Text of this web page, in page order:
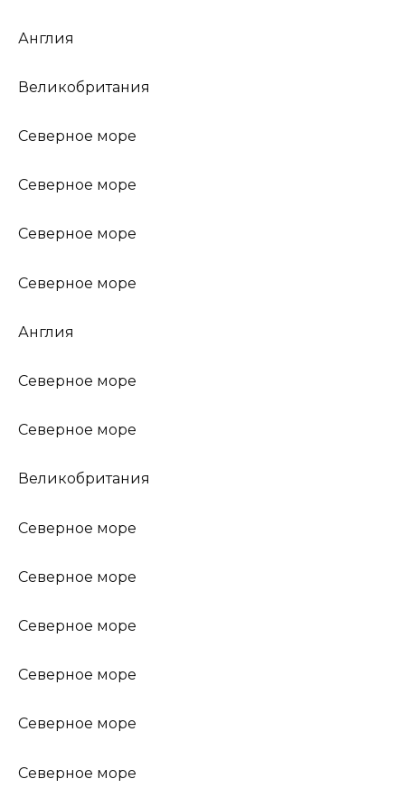
Англия
Великобритания
Северное море
Северное море
Северное море
Северное море
Англия
Северное море
Северное море
Великобритания
Северное море
Северное море
Северное море
Северное море
Северное море
Северное море